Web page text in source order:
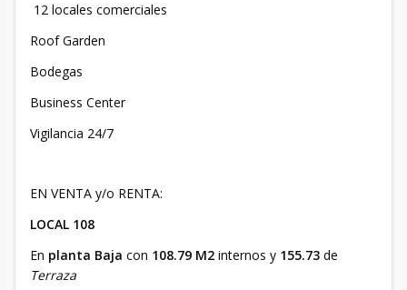
12 locales comerciales
Roof Garden
Bodegas
Business Center
Vigilancia 24/7
EN VENTA y/o RENTA:
LOCAL 108
En planta Baja con 108.79 M2 internos y 155.73 de
Terraza